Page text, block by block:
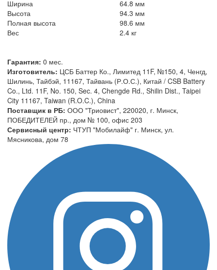
Ширина
64.8 мм
Высота
94.3 мм
Полная высота
98.6 мм
Вес
2.4 кг
Гарантия: 0 мес.
Изготовитель: ЦСБ Баттер Ко., Лимитед 11F, №150, 4, Ченгд,
Шилинь, Тайбэй, 11167, Тайвань (Р.О.С.), Китай / CSB Battery
Co., Ltd. 11F, No. 150, Sec. 4, Chengde Rd., Shilin Dist., Taipei
City 11167, Taiwan (R.O.C.), China
Поставщик в РБ: ООО "Триовист", 220020, г. Минск,
ПОБЕДИТЕЛЕЙ пр., дом № 100, офис 203
Сервисный центр: ЧТУП "Мобилайф" г. Минск, ул.
Мясникова, дом 78